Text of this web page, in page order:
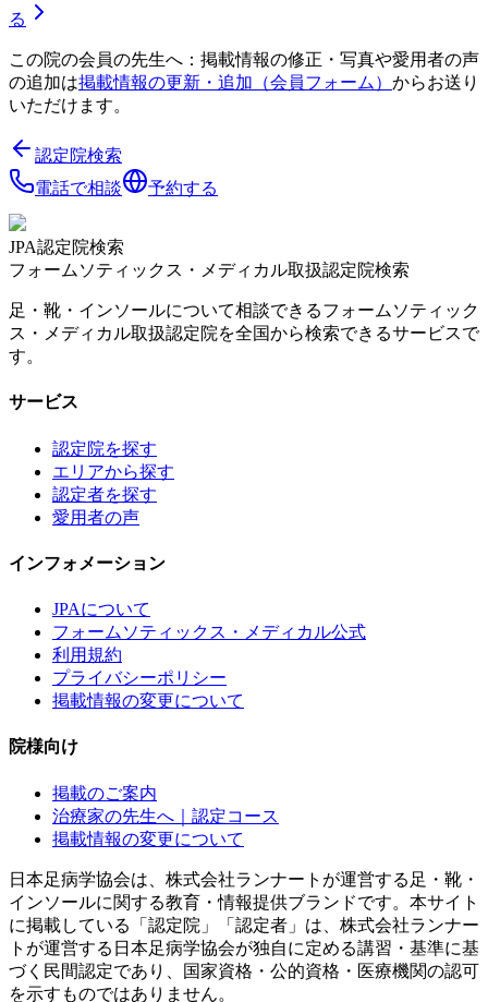
る
この院の会員の先生へ：掲載情報の修正・写真や愛用者の声
の追加は掲載情報の更新・追加（会員フォーム） からお送り
いただけます。
認定院検索
電話で相談
予約する
JPA認定院検索
フォームソティックス・メディカル取扱認定院検索
足・靴・インソールについて相談できるフォームソティック
ス・メディカル取扱認定院を全国から検索できるサービスで
す。
サービス
認定院を探す
エリアから探す
認定者を探す
愛用者の声
インフォメーション
JPAについて
フォームソティックス・メディカル公式
利用規約
プライバシーポリシー
掲載情報の変更について
院様向け
掲載のご案内
治療家の先生へ｜認定コース
掲載情報の変更について
日本足病学協会は、株式会社ランナートが運営する足・靴・
インソールに関する教育・情報提供ブランドです。本サイト
に掲載している「認定院」「認定者」は、株式会社ランナー
トが運営する日本足病学協会が独自に定める講習・基準に基
づく民間認定であり、国家資格・公的資格・医療機関の認可
を示すものではありません。